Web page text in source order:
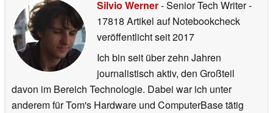
Silvio Werner- Senior Tech Writer-
17818 Artikel auf Notebookcheck
veröffentlichtseit 2017
Ich bin seit über zehn Jahren
journalistisch aktiv, den Großteil
davon im Bereich Technologie. Dabei war ich unter
anderem für Tom's Hardware und ComputerBase tätig